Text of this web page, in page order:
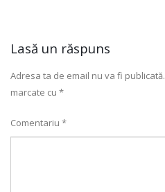
Lasă un răspuns
Adresa ta de email nu va fi publicată.
marcate cu *
Comentariu *